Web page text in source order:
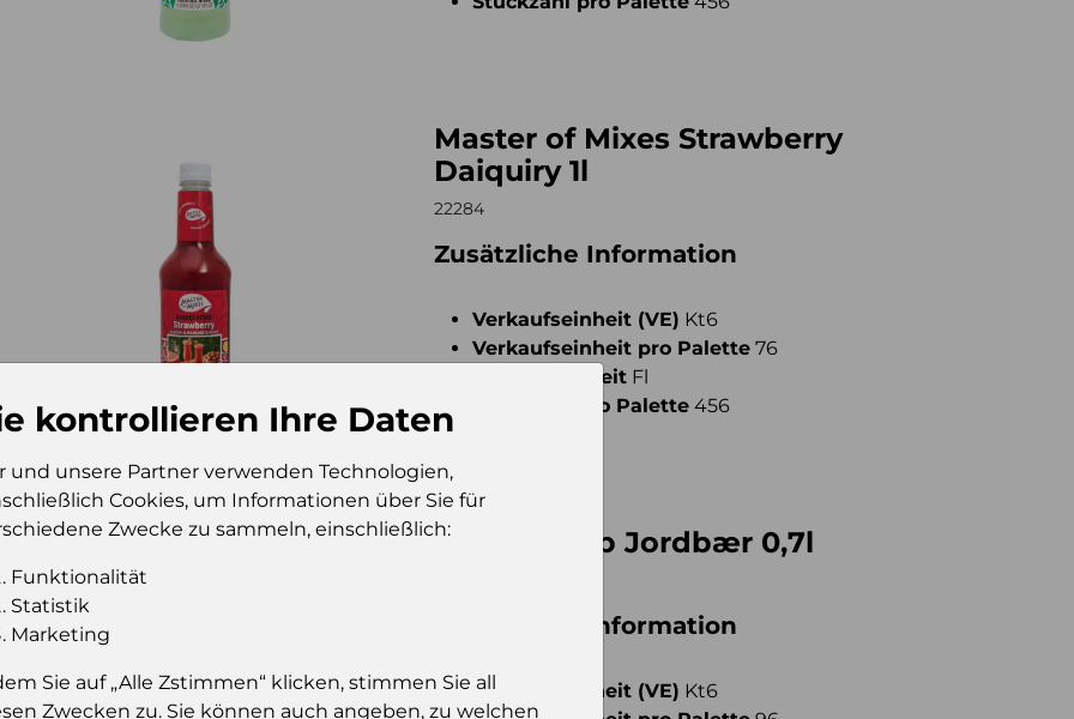
Master of Mixes Strawberry
Daiquiry 1l
22284
Zusätzliche Information
Verkaufseinheit (VE) Kt6
Verkaufseinheit pro Palette 76
Konsumeinheit Fl
Stückzahl pro Palette 456
Sirup Jordbær 0,7l Monin Sirup Jordbær 0,7l
Zusätzliche Information
Verkaufseinheit (VE) Kt6
kontrollieren Ihre Daten
und unsere Partner verwenden Technologien,
Cookies, um Informationen über Sie für
Zwecke zu sammeln, einschließlich:
Funktionalität
Statistik
Marketing
Sie auf „Alle Zstimmen“ klicken, stimmen Sie all
Zwecken zu. Sie können auch angeben, zu welchen